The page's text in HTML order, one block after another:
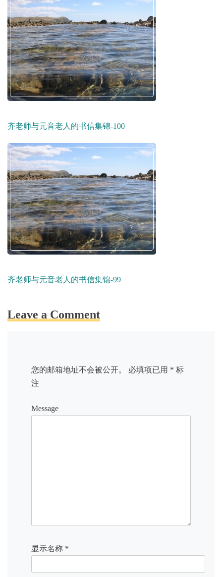
齐老师与元音老人的书信集锦-100
齐老师与元音老人的书信集锦-99
Leave a Comment
您的邮箱地址不会被公开。 必填项已用 * 标
注
Message
显示名称 *